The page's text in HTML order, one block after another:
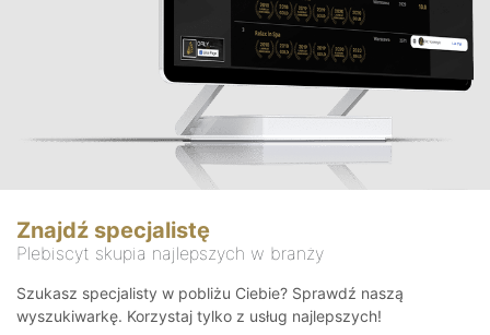
Znajdź specjalistę
Plebiscyt skupia najlepszych w branży
Szukasz specjalisty w pobliżu Ciebie? Sprawdź naszą
wyszukiwarkę. Korzystaj tylko z usług najlepszych!